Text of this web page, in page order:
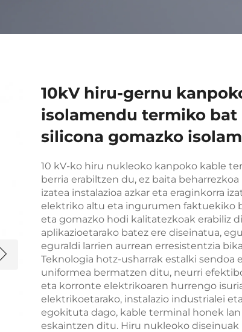
10kV hiru-gernu
isolamendu termiko bat
silicona gomazko
10 kV-ko hiru nukleoko kanpoko kable
berria erabiltzen du, ez baita
izatea instalazioa azkar eta eraginkorra
elektriko altu eta ingurumen faktuekiko
eta gomazko hodi kalitatezkoak erabiliz
aplikazioetarako batez ere diseinatua,
eguraldi larrien aurrean erresistentzia
Teknologia hotz-usharrak estalki sendoa
uniformea bermatzen ditu, neurri
eta korronte elektrikoaren hurrengo
elektrikoetarako, instalazio industrialei
egokituta dago, kable terminal honek
eskaintzen ditu. Hiru nukleoko